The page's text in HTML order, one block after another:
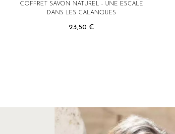
COFFRET SAVON NATUREL - UNE ESCALE
DANS LES CALANQUES
23,50 €